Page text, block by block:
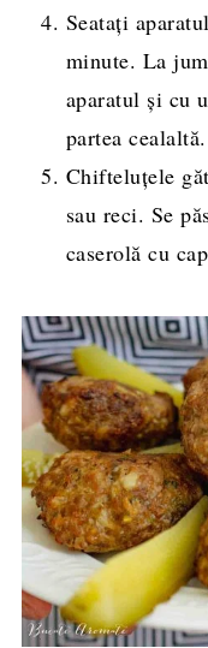
Seatați
minute. La
aparatul și cu
partea cealaltă.
Chifteluțele
sau reci. Se
caserolă cu